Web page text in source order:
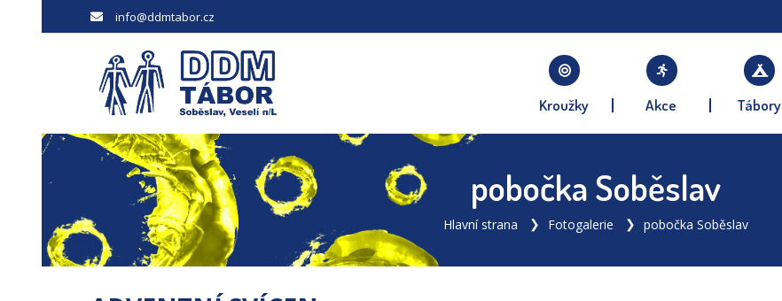
info@ddmtabor.cz
Kroužky Akce Tábory
pobočka Soběslav
Hlavní strana Fotogalerie pobočka Soběslav